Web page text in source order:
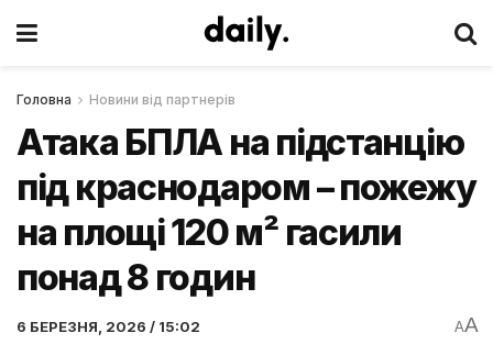
Головна Новини від партнерів
Атака БПЛА на підстанцію
під краснодаром – пожежу
на площі 120 м² гасили
понад 8 годин
6 БЕРЕЗНЯ, 2026 / 15:02 AA